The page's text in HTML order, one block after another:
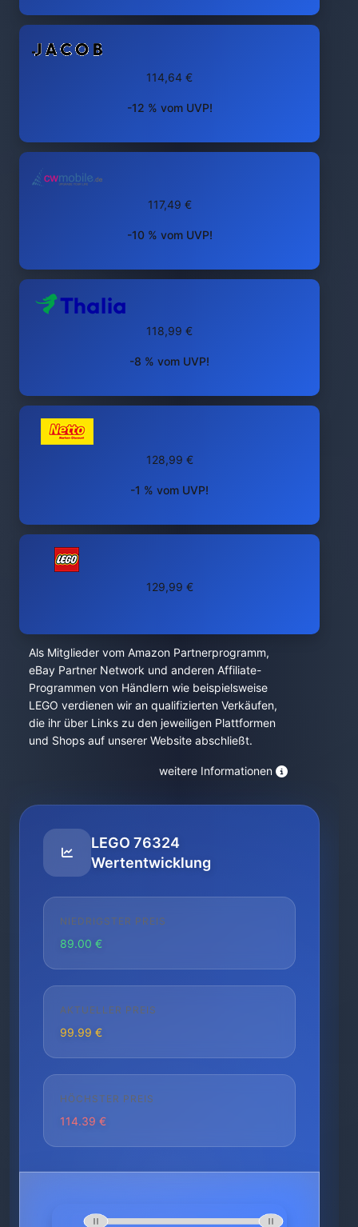
114,64 €
-12 % vom UVP!
117,49 €
-10 % vom UVP!
118,99 €
-8 % vom UVP!
128,99 €
-1 % vom UVP!
129,99 €
Als Mitglieder vom Amazon Partnerprogramm,
eBay Partner Network und anderen Affiliate-
Programmen von Händlern wie beispielsweise
LEGO verdienen wir an qualifizierten Verkäufen,
die ihr über Links zu den jeweiligen Plattformen
und Shops auf unserer Website abschließt.
weitere Informationen
LEGO 76324
Wertentwicklung
NIEDRIGSTER PREIS
89.00 €
AKTUELLER PREIS
99.99 €
HÖCHSTER PREIS
114.39 €